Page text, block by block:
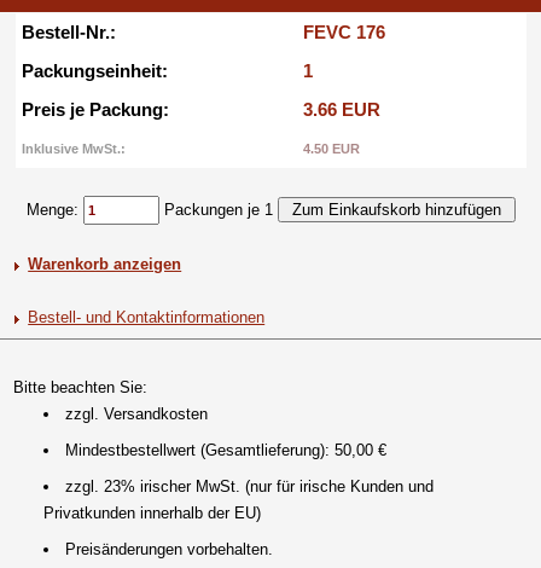
Bestell-Nr.:
FEVC 176
Packungseinheit:
1
Preis je Packung:
3.66 EUR
Inklusive MwSt.: 4.50 EUR
Menge: Packungen je 1
Warenkorb anzeigen
Bestell- und Kontaktinformationen
Bitte beachten Sie:
zzgl. Versandkosten
Mindestbestellwert (Gesamtlieferung): 50,00 €
zzgl. 23% irischer MwSt. (nur für irische Kunden und
Privatkunden innerhalb der EU)
Preisänderungen vorbehalten.